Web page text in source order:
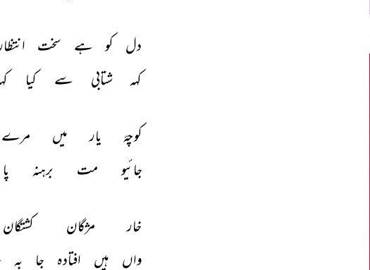
دل کو ہے سخت
کہہ
شتابی سے کیا
کوچۂ یار میں مرے
جائیو
مت برہنہ پا
خار مژگان کشتگان
واں
ہیں افتادہ جا بہ